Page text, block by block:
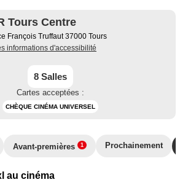
Tours Centre
François Truffaut 37000 Tours
informations d'accessibilité
8 Salles
Cartes acceptées :
CHÈQUE CINÉMA UNIVERSEL
Avant-premières 1 Prochainement
au cinéma